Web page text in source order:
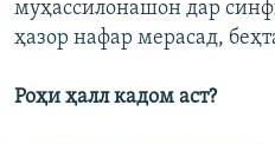
муҳассилонашон дар
ҳазор нафар мерасад,
Роҳи ҳалл кадом аст?